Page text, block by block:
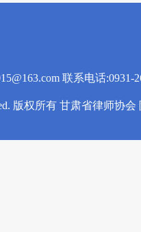
联系电话:0931-
版权所有 甘肃省律师协会